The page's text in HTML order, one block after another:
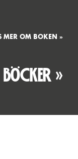
MER OM BOKEN »
»